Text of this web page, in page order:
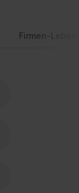
Firmen-